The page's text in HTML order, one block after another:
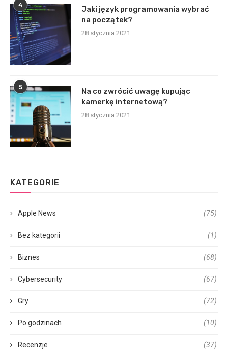
4
Jaki język programowania wybrać
na początek?
28 stycznia 2021
5
Na co zwrócić uwagę kupując
kamerkę internetową?
28 stycznia 2021
KATEGORIE
Apple News (75)
Bez kategorii (1)
Biznes (68)
Cybersecurity (67)
Gry (72)
Po godzinach (10)
Recenzje (37)